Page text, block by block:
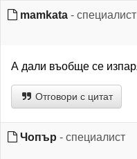
mamkata - специалист
А дали въобще се
Отговори с цитат
Чопър - специалист